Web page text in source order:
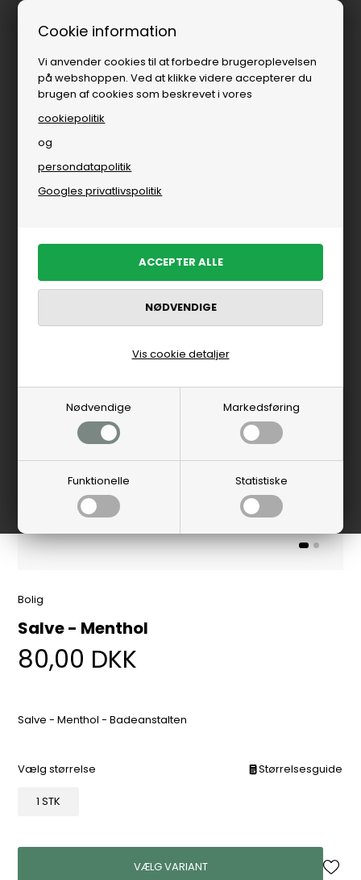
Cookie information
Vi anvender cookies til at forbedre brugeroplevelsen
på webshoppen. Ved at klikke videre accepterer du
brugen af cookies som beskrevet i vores
cookiepolitik
og
persondatapolitik
Googles privatlivspolitik
Nødvendige Markedsføring
Funktionelle Statistiske
Vis cookie detaljer
Bolig
Salve - Menthol
80,00 DKK
Salve - Menthol - Badeanstalten
Vælg størrelse Størrelsesguide
1 STK
VÆLG VARIANT